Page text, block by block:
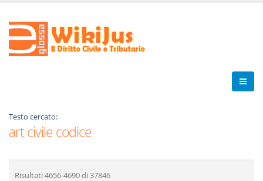
Testo cercato:
art civile codice
Risultati 4656-4690di 37846